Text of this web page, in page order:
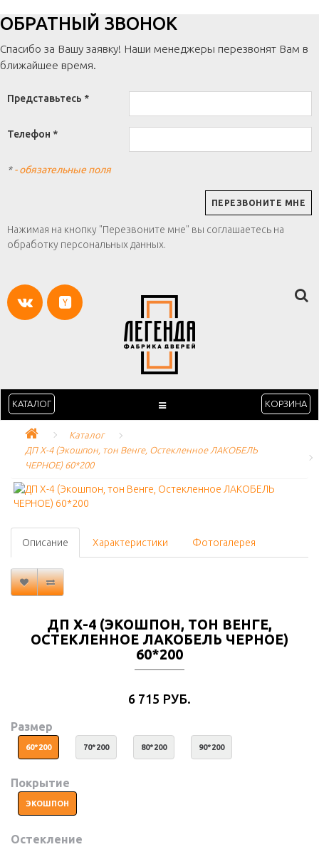
ОБРАТНЫЙ ЗВОНОК
Спасибо за Вашу заявку! Наши менеджеры перезвонят Вам в
ближайшее время.
Представьтесь *
Телефон *
*- обязательные поля
Нажимая на кнопку "Перезвоните мне" вы соглашаетесь на
обработку персональных данных.
КАТАЛОГ КОРЗИНА
Каталог
ДП Х-4 (Экошпон, тон Венге, Остекленное ЛАКОБЕЛЬ
ЧЕРНОЕ) 60*200
Описание Характеристики Фотогалерея
ДП Х-4 (ЭКОШПОН, ТОН ВЕНГЕ,
ОСТЕКЛЕННОЕ ЛАКОБЕЛЬ ЧЕРНОЕ)
60*200
6 715 РУБ.
Размер
60*200 70*200 80*200 90*200
Покрытие
ЭКОШПОН
Остекление